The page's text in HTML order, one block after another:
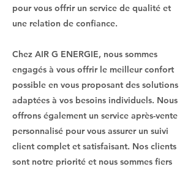
pour vous offrir un service de qualité et
une relation de confiance.
Chez AIR G ENERGIE, nous sommes
engagés à vous offrir le meilleur confort
possible en vous proposant des solutions
adaptées à vos besoins individuels. Nous
offrons également un service après-vente
personnalisé pour vous assurer un suivi
client complet et satisfaisant. Nos clients
sont notre priorité et nous sommes fiers